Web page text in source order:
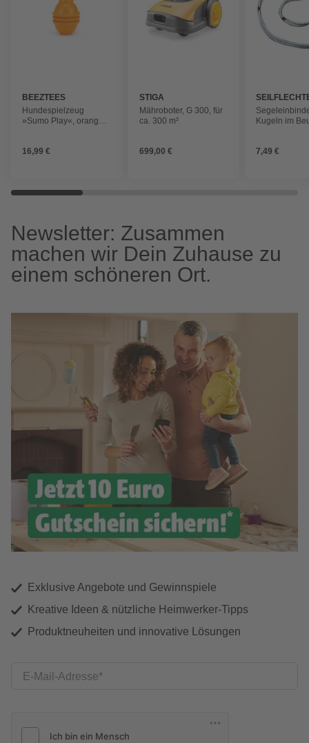
BEEZTEES
Hundespielzeug
»Sumo Play«, orange,
16,99 €
STIGA
Mähroboter, G 300, für
ca. 300 m²
699,00 €
Kugeln im
7,49 €
Newsletter: Zusammen
machen wir Dein Zuhause zu
einem schöneren Ort.
Exklusive Angebote und Gewinnspiele
Kreative Ideen & nützliche Heimwerker-Tipps
Produktneuheiten und innovative Lösungen
E-Mail-Adresse